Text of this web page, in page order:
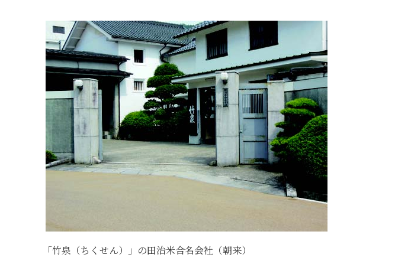
「竹泉（ちくせん）」の田治米合名会社（朝来）